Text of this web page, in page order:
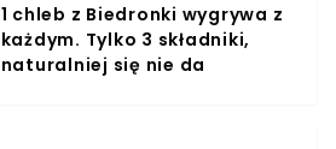
1 chleb z Biedronki wygrywa z
każdym. Tylko 3 składniki,
naturalniej się nie da